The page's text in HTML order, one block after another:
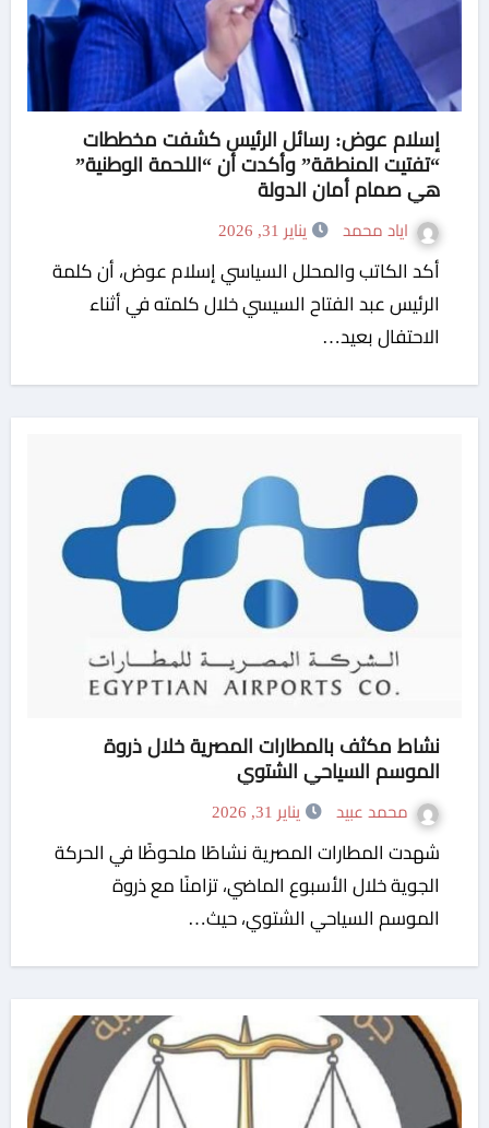
إسلام عوض: رسائل الرئيس كشفت مخططات
“تفتيت المنطقة” وأكدت أن “اللحمة الوطنية”
هي صمام أمان الدولة
اياد محمد يناير 31, 2026
أكد الكاتب والمحلل السياسي إسلام عوض، أن كلمة
الرئيس عبد الفتاح السيسي خلال كلمته في أثناء
الاحتفال بعيد…
نشاط مكثف بالمطارات المصرية خلال ذروة
الموسم السياحي الشتوي
محمد عبيد يناير 31, 2026
شهدت المطارات المصرية نشاطًا ملحوظًا في الحركة
الجوية خلال الأسبوع الماضي، تزامنًا مع ذروة
الموسم السياحي الشتوي، حيث…